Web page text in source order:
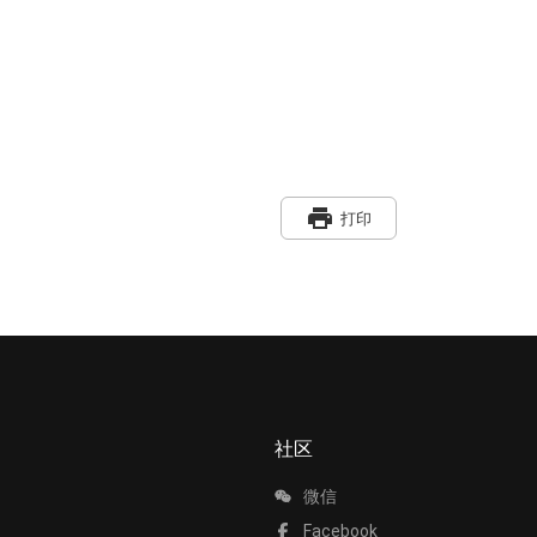
print 打印
社区
微信
Facebook